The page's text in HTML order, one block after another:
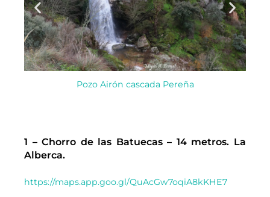
Pozo Airón cascada Pereña
1 – Chorro de las Batuecas – 14 metros. La
Alberca.
https://maps.app.goo.gl/QuAcGw7oqiA8kKHE7